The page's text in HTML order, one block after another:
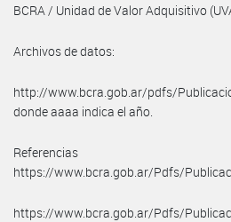
BCRA / Unidad de Valor Adquisitivo
Archivos de datos:
http://www.bcra.gob.ar/pdfs/
donde aaaa indica el año.
Referencias
https://www.bcra.gob.ar/Pdfs/
https://www.bcra.gob.ar/Pdfs/